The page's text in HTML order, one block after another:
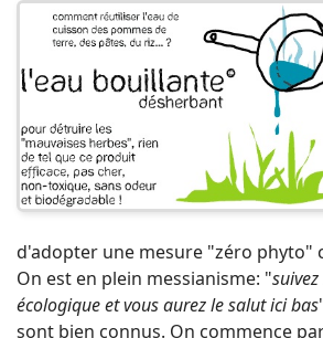
d'adopter une mesure "zéro phyto"
On est en plein messianisme: "
écologique et vous aurez le salut ici bas
sont bien connus. On commence